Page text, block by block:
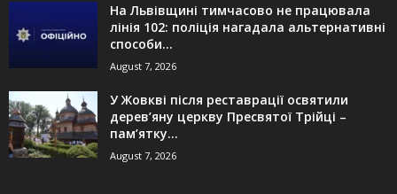
На Львівщині тимчасово не працювала
лінія 102: поліція нагадала альтернативні
способи...
August 7, 2026
У Жовкві після реставрації освятили
дерев’яну церкву Пресвятої Трійці –
пам’ятку...
August 7, 2026